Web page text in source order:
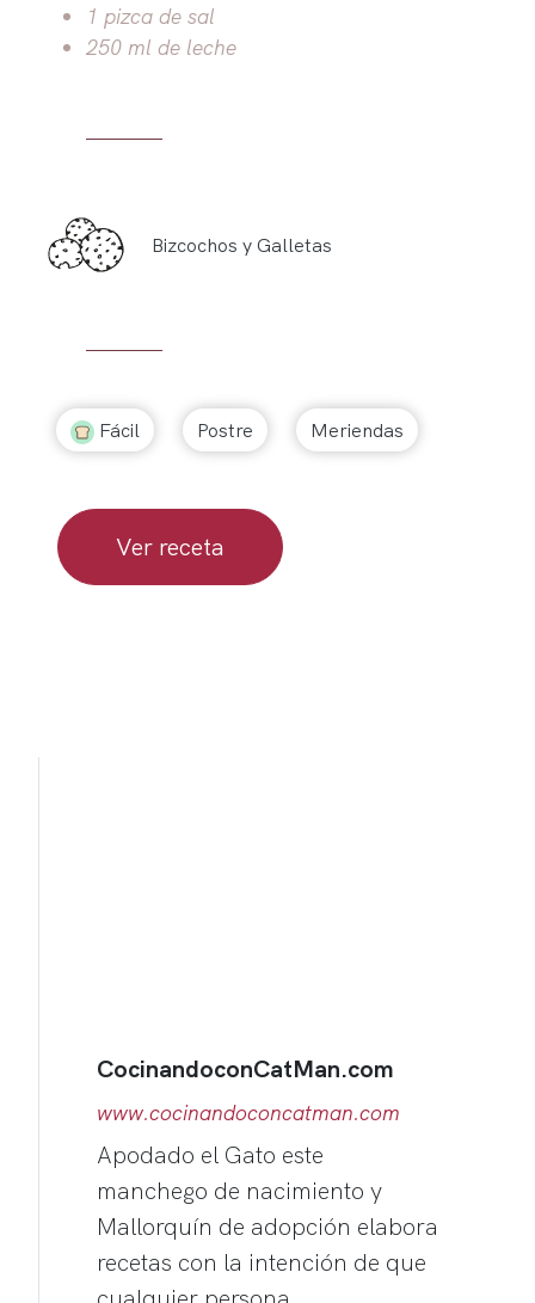
1 pizca de sal
250 ml de leche
Bizcochos y Galletas
Fácil Postre Meriendas
Ver receta
CocinandoconCatMan.com
www.cocinandoconcatman.com
Apodado el Gato este
manchego de nacimiento y
Mallorquín de adopción elabora
recetas con la intención de que